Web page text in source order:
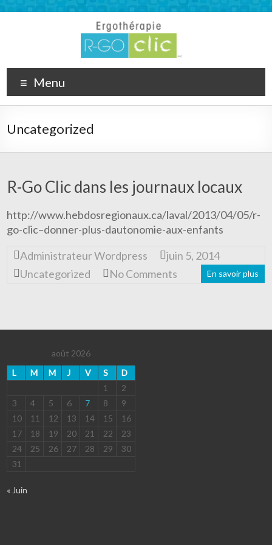
Menu
Uncategorized
R-Go Clic dans les journaux locaux
http://www.hebdosregionaux.ca/laval/2013/04/05/r-
go-clic–donner-plus-dautonomie-aux-enfants
Administrateur Wordpress
juin 5, 2014
Uncategorized
No Comments En savoir plus
août 2026
L
M M J V S
D
1
2
3
4 5 6 7 8
9
10
11 12 13 14 15
16
17
18 19 20 21 22
23
24
25 26 27 28 29
30
31
« Juin